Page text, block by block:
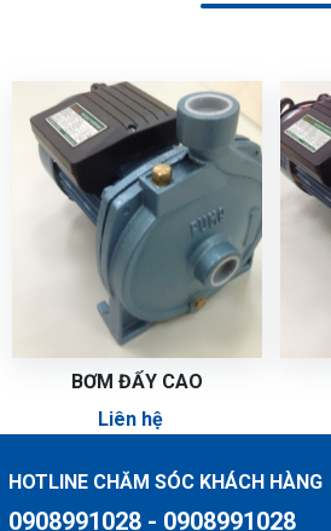
BƠM ĐẨY CAO
Liên hệ
HOTLINE CHĂM SÓC KHÁCH HÀNG
0908991028 - 0908991028